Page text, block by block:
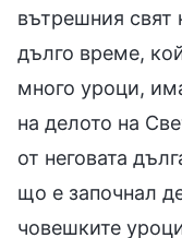
вътрешния свят
дълго време,
много уроци,
на делото на
от неговата
що е започнал
човешките